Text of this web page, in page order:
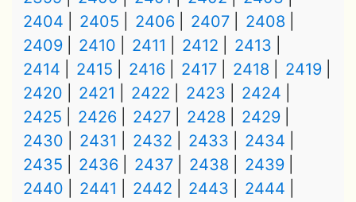
2404
2405 2406 2407
2408
2409
2410 2411 2412
2413
2414
2415 2416 2417 2418
2419
2420
2421 2422 2423
2424
2425
2426 2427 2428
2429
2430
2431 2432 2433
2434
2435
2436 2437 2438
2439
2440
2441 2442 2443
2444